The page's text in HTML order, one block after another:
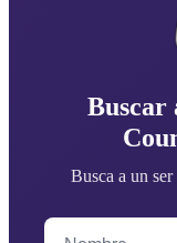
Buscar
Busca a un
Nombre